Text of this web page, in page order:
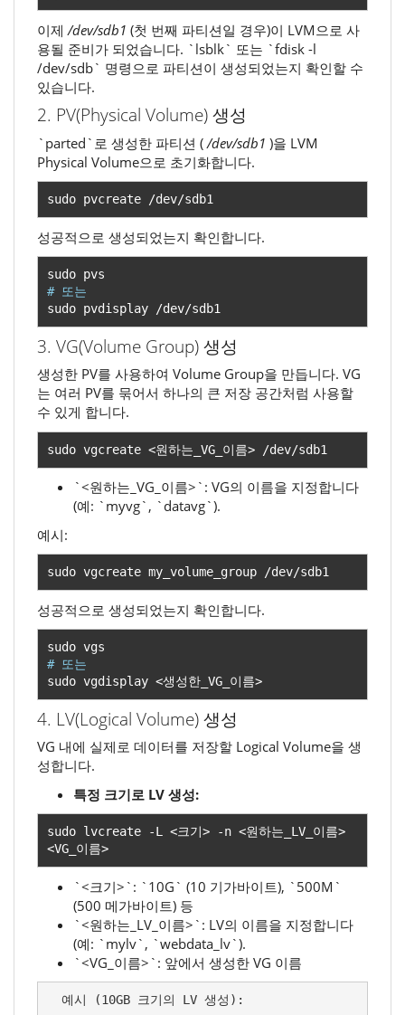
이제 /dev/sdb1 (첫 번째 파티션일 경우)이 LVM으로 사
용될 준비가 되었습니다. `lsblk` 또는 `fdisk -l
/dev/sdb` 명령으로 파티션이 생성되었는지 확인할 수
있습니다.
2. PV(Physical Volume) 생성
`parted`로 생성한 파티션 ( /dev/sdb1 )을 LVM
Physical Volume으로 초기화합니다.
sudo pvcreate /dev/sdb1
성공적으로 생성되었는지 확인합니다.
# 또는
sudo pvdisplay
/dev/sdb1
3. VG(Volume Group) 생성
생성한 PV를 사용하여 Volume Group을 만듭니다. VG
는 여러 PV를 묶어서 하나의 큰 저장 공간처럼 사용할
수 있게 합니다.
sudo vgcreate <원하는 _VG_ 이름> /dev/sdb1
`<원하는_VG_이름>`: VG의 이름을 지정합니다
(예: `myvg`, `datavg`).
예시:
sudo vgcreate my_volume_group /dev/sdb1
성공적으로 생성되었는지 확인합니다.
# 또는
sudo vgdisplay <생성한 _VG_ 이름>
4. LV(Logical Volume) 생성
VG 내에 실제로 데이터를 저장할 Logical Volume을 생
성합니다.
특정 크기로 LV 생성:
sudo lvcreate -L <크기> -n <원하는 _LV_ 이름>
<VG_ 이름>
`<크기>`: `10G` (10 기가바이트), `500M`
(500 메가바이트) 등
`<원하는_LV_이름>`: LV의 이름을 지정합니다
(예: `mylv`, `webdata_lv`).
`<VG_이름>`: 앞에서 생성한 VG 이름
  예시 (10GB 크기의 LV 생성):